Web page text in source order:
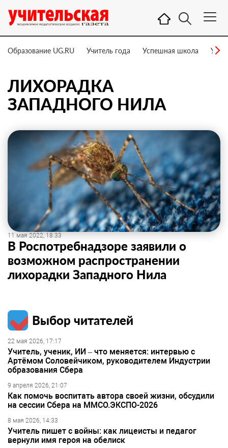
Образование UG.RU Учитель года Успешная школа
ЛИХОРАДКА
ЗАПАДНОГО НИЛА
11 мая 2022, 18:33
В Роспотребнадзоре заявили о
возможном распространении
лихорадки Западного Нила
Выбор читателей
22 мая 2026, 17:17
Учитель, ученик, ИИ – что меняется: интервью с
Артёмом Соловейчиком, руководителем Индустрии
образования Сбера
9 апреля 2026, 21:07
Как помочь воспитать автора своей жизни, обсудили
на сессии Сбера на ММСО.ЭКСПО-2026
8 мая 2026, 14:33
Учитель пишет с войны: как лицеисты и педагог
вернули имя героя на обелиск